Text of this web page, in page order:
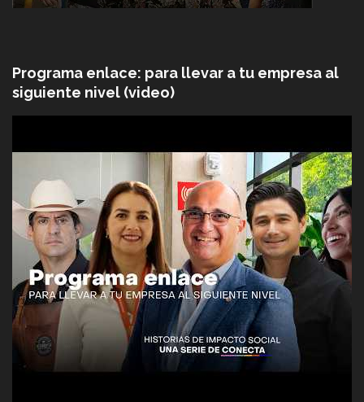
Programa enlace: para llevar a tu empresa al
siguiente nivel (video)